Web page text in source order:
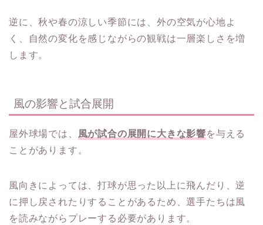
逆に、秋や春の涼しい季節には、外の空気が心地よ
く、自然の変化を感じながらの観戦は一層楽しさを増
します。
風の影響と試合展開
屋外球場では、 風が試合の展開に大きな影響を与える
ことがあります。
風向きによっては、打球が思った以上に飛んだり、逆
に押し戻されたりすることがあるため、選手たちは風
を読みながらプレーする必要があります。